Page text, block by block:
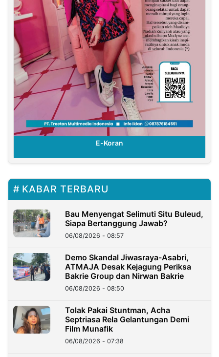
E-Koran
KABAR TERBARU
Bau Menyengat Selimuti Situ Buleud,
Siapa Bertanggung Jawab?
06/08/2026 - 08:57
Demo Skandal Jiwasraya-Asabri,
ATMAJA Desak Kejagung Periksa
Bakrie Group dan Nirwan Bakrie
06/08/2026 - 08:50
Tolak Pakai Stuntman, Acha
Septriasa Rela Gelantungan Demi
Film Munafik
06/08/2026 - 07:38